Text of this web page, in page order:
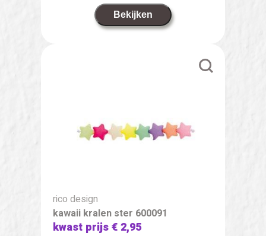
Bekijken
rico design
kawaii kralen ster 600091
kwast prijs€ 2,95